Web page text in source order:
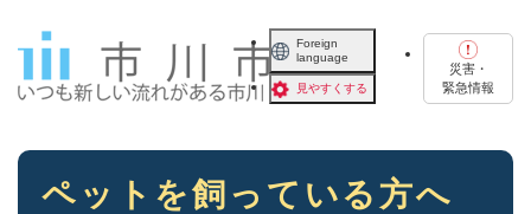
Foreign
language
見やすくする
災害・
緊急情報
本
ペットを飼っている方へ